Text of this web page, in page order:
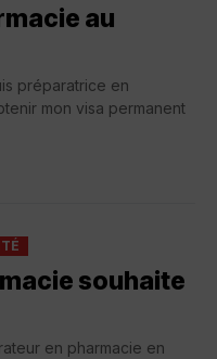
au
préparatrice en
mon visa permanent
souhaite
en pharmacie en